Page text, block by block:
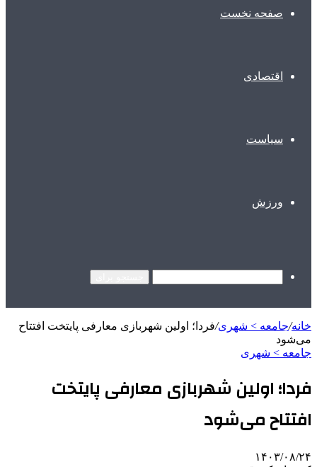
صفحه نخست
اقتصادی
سیاست
ورزش
خانه/جامعه > شهری/فردا؛ اولین شهربازی معارفی پایتخت افتتاح
می‌شود
جامعه > شهری
فردا؛ اولین شهربازی معارفی پایتخت
افتتاح می‌شود
۱۴۰۳/۰۸/۲۴